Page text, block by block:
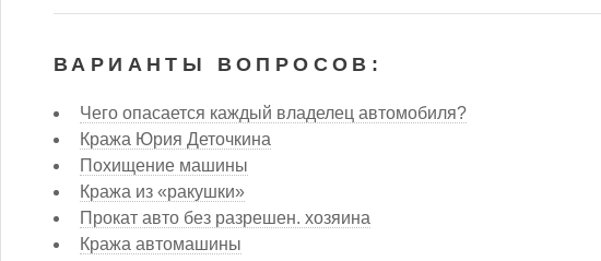
ВАРИАНТЫ ВОПРОСОВ:
Чего опасается каждый владелец автомобиля?
Кража Юрия Деточкина
Похищение машины
Кража из «ракушки»
Прокат авто без разрешен. хозяина
Кража автомашины